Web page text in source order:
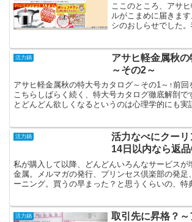
ここのところ、アサ
ルがこまめに届きま
シのおしらせでした。
が、最近は無くて。
シから5,000円以上...
活力鍋
アサヒ軽金属秋
～その2～
アサヒ軽金属秋の特大号カタログ～その1～↑前回
こちらしばらく続く、特大号カタログ徹底解剖で
とどんどん欲しくなるというのは心理学的にも実
活力鍋
活力なべにクー
14日以内なら返
私が購入して以降、どんどんいろんなサービスが
金属。メルマガの発行、プリンセス倶楽部の発足
ーニング。買うの早まった？と思うくらいの、特
活力鍋
取引先に昇格？